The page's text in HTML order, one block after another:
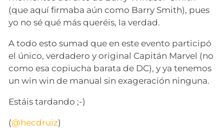
(que aquí firmaba aún como Barry Smith), pues
yo no sé qué más queréis, la verdad.
A todo esto sumad que en este evento participó
el único, verdadero y original Capitán Marvel (no
como esa copiucha barata de DC), y ya tenemos
un win win de manual sin exageración ninguna.
Estáis tardando ;-)
(@hecdruiz)